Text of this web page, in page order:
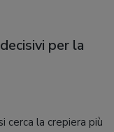
per la
cerca la crepiera più